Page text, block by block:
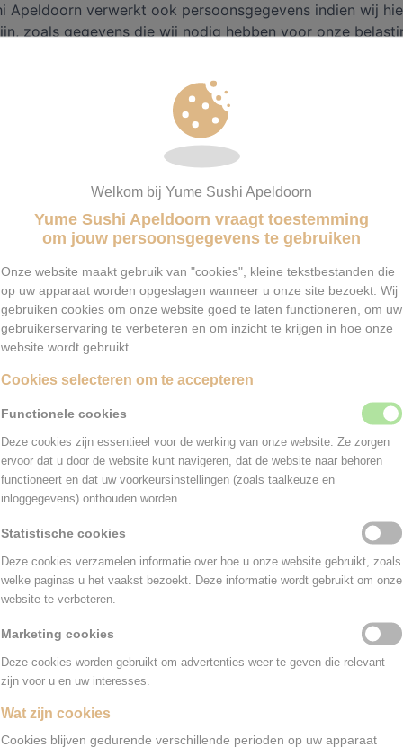
Apeldoorn verwerkt ook persoonsgegevens indien wij
zoals gegevens die wij nodig hebben voor onze
besluitvorming
neemt in geen geval op basis van
zaken die (aanzienlijke) gevolgen kunnen hebben voor
die worden genomen door
mens tussen zit.
bewaren
bewaart uw persoonsgegevens niet langer dan
te realiseren waarvoor uw gegevens worden verzameld.
indienen om uw persoonsgegevens te laten
naar Yume Sushi Apeldoorn te sturen.
vastgelegde minimale bewaartermijn van
de vastgestelde termijn verwijderd worden.
met derden
deelt uw persoonsgegevens uitsluitend met
het uitvoeren van de overeenkomst en om te voldoen
verplichting. Deze partijen hebben alleen toegang tot
om hun opdracht te kunnen uitvoeren. Met bedrijven
in onze opdracht, sluiten wij een overeenkomst om
van beveiliging en vertrouwelijkheid van uw gegevens.
voor deze verwerkingen.
technieken, die wij gebruiken
gebruikt functionele en analytische cookies. Een
bij het eerste bezoek aan deze website wordt
tablet of smartphone. Uit dat tekstbestand kan
gebruikt cookies met een technische
Welkom bij Yume Sushi Apeldoorn
Yume Sushi Apeldoorn vraagt toestemming
om jouw persoonsgegevens te gebruiken
Onze website maakt gebruik van "cookies", kleine tekstbestanden die
op uw apparaat worden opgeslagen wanneer u onze site bezoekt. Wij
gebruiken cookies om onze website goed te laten functioneren, om uw
gebruikerservaring te verbeteren en om inzicht te krijgen in hoe onze
website wordt gebruikt.
Cookies selecteren om te accepteren
Functionele cookies
Deze cookies zijn essentieel voor de werking van onze website. Ze zorgen
ervoor dat u door de website kunt navigeren, dat de website naar behoren
functioneert en dat uw voorkeursinstellingen (zoals taalkeuze en
inloggegevens) onthouden worden.
Statistische cookies
Deze cookies verzamelen informatie over hoe u onze website gebruikt, zoals
welke paginas u het vaakst bezoekt. Deze informatie wordt gebruikt om onze
website te verbeteren.
Marketing cookies
Deze cookies worden gebruikt om advertenties weer te geven die relevant
zijn voor u en uw interesses.
Wat zijn cookies
Cookies blijven gedurende verschillende perioden op uw apparaat